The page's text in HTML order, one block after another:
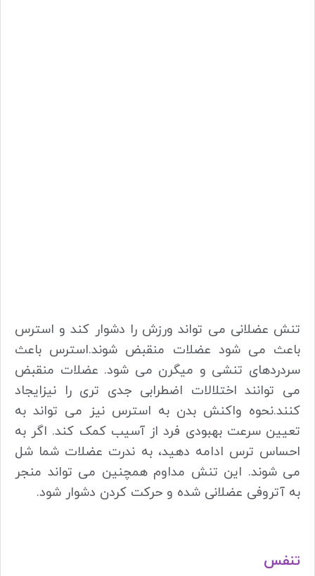
تنش عضلانی می تواند ورزش را دشوار کند و استرس
باعث می شود عضلات منقبض شوند.استرس باعث
سردردهای تنشی و میگرن می شود. عضلات منقبض
می توانند اختلالات اضطرابی جدی تری را نیزایجاد
کنند.نحوه واکنش بدن به استرس نیز می تواند به
تعیین سرعت بهبودی فرد از آسیب کمک کند. اگر به
احساس ترس ادامه دهید، به ندرت عضلات شما شل
می شوند. این تنش مداوم همچنین می تواند منجر
به آتروفی عضلانی شده و حرکت کردن دشوار شود.
تنفس